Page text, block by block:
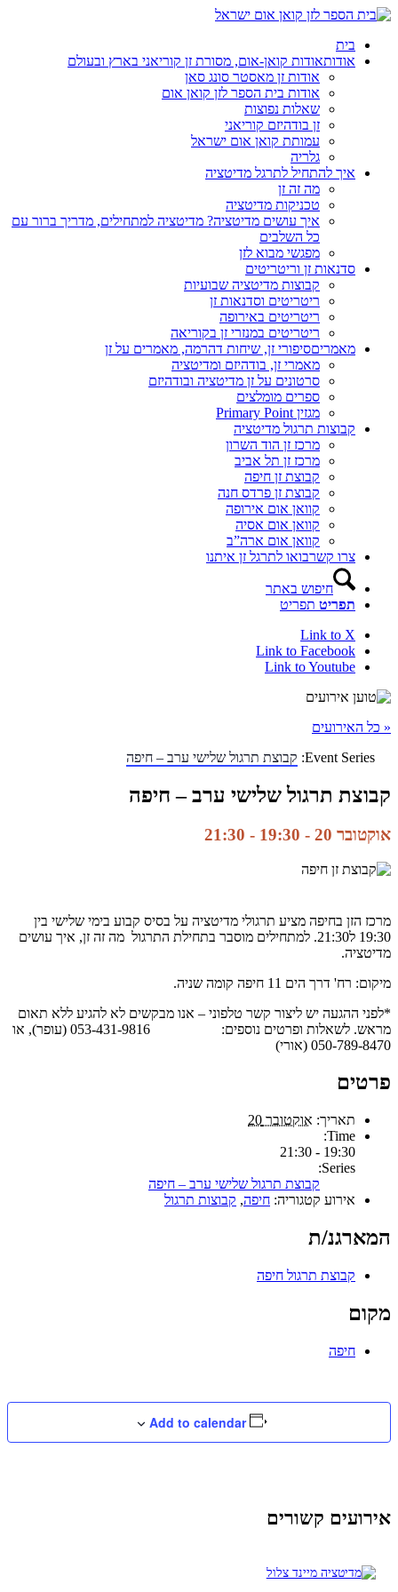
בית
אודותאודות קואן-אום, מסורת זן קוריאני בארץ ובעולם
אודות זן מאסטר סונג סאן
אודות בית הספר לזן קואן אום
שאלות נפוצות
זן בודהיזם קוריאני
עמותת קואן אום ישראל
גלריה
איך להתחיל לתרגל מדיטציה
מה זה זן
טכניקות מדיטציה
איך עושים מדיטציה? מדיטציה למתחילים, מדריך ברור עם
כל השלבים
מפגשי מבוא לזן
סדנאות זן וריטריטים
קבוצות מדיטציה שבועיות
ריטריטים וסדנאות זן
ריטריטים באירופה
ריטריטים במנזרי זן בקוריאה
מאמריםסיפורי זן, שיחות דהרמה, מאמרים על זן
מאמרי זן, בודהיזם ומדיטציה
סרטונים על זן מדיטציה ובודהיזם
ספרים מומלצים
מגזין Primary Point
קבוצות תרגול מדיטציה
מרכז זן הוד השרון
מרכז זן תל אביב
קבוצת זן חיפה
קבוצת זן פרדס חנה
קוואן אום אירופה
קוואן אום אסיה
קוואן אום ארה”ב
צרו קשרבואו לתרגל זן איתנו
חיפוש באתר
תפריט תפריט
Link to X
Link to Facebook
Link to Youtube
« כל האירועים
Event Series: קבוצת תרגול שלישי ערב – חיפה
קבוצת תרגול שלישי ערב – חיפה
אוקטובר 20 - 19:30 -
21:30
מרכז הזן בחיפה מציע תרגולי מדיטציה על בסיס קבוע בימי שלישי בין
19:30 ל21:30. למתחילים מוסבר בתחילת התרגול מה זה זן, איך עושים
מדיטציה.
מיקום: רח' דרך הים 11 חיפה קומה שניה.
*לפני ההגעה יש ליצור קשר טלפוני – אנו מבקשים לא להגיע ללא תאום
מראש. לשאלות ופרטים נוספים: 053-431-9816 (עופר), או
050-789-8470 (אורי)
פרטים
תאריך: אוקטובר 20
Time:
19:30 - 21:30
Series:
קבוצת תרגול שלישי ערב – חיפה
אירוע קטגוריה: חיפה, קבוצות תרגול
המארגנ/ת
קבוצת תרגול חיפה
מקום
חיפה
Add to calendar
אירועים קשורים